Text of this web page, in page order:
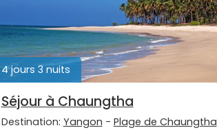
4 jours 3 nuits
Séjour à Chaungtha
Destination: Yangon - Plage de Chaungtha